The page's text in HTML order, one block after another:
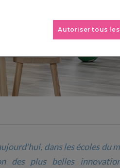
dans les écoles du
des plus belles
Autoriser tous